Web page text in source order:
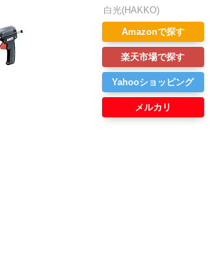
白光(HAKKO)
Amazonで探す
楽天市場で探す
Yahooショッピング
メルカリ